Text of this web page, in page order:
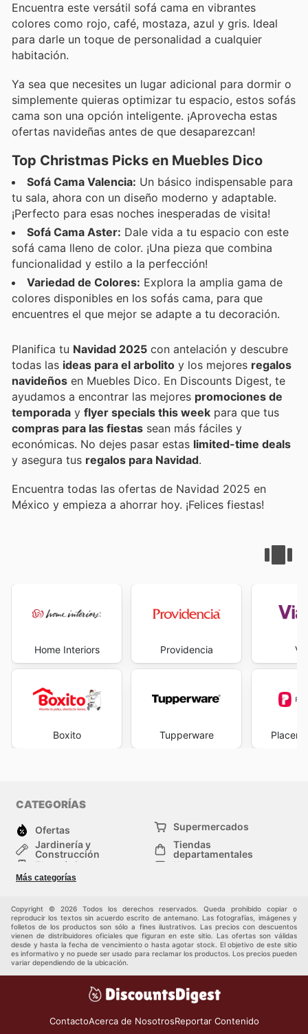
Encuentra este versátil sofá cama en vibrantes
colores como rojo, café, mostaza, azul y gris. Ideal
para darle un toque de personalidad a cualquier
habitación.
Ya sea que necesites un lugar adicional para dormir o
simplemente quieras optimizar tu espacio, estos sofás
cama son una opción inteligente. ¡Aprovecha estas
ofertas navideñas antes de que desaparezcan!
Top Christmas Picks en Muebles Dico
Sofá Cama Valencia: Un básico indispensable para
tu sala, ahora con un diseño moderno y adaptable.
¡Perfecto para esas noches inesperadas de visita!
Sofá Cama Aster: Dale vida a tu espacio con este
sofá cama lleno de color. ¡Una pieza que combina
funcionalidad y estilo a la perfección!
Variedad de Colores: Explora la amplia gama de
colores disponibles en los sofás cama, para que
encuentres el que mejor se adapte a tu decoración.
Planifica tu Navidad 2025 con antelación y descubre
todas las ideas para el arbolito y los mejores regalos
navideños en Muebles Dico. En Discounts Digest, te
ayudamos a encontrar las mejores promociones de
temporada y flyer specials this week para que tus
compras para las fiestas sean más fáciles y
económicas. No dejes pasar estas limited-time deals
y asegura tus regalos para Navidad.
Encuentra todas las ofertas de Navidad 2025 en
México y empieza a ahorrar hoy. ¡Felices fiestas!
Home Interiors
Boxito
Providencia
Tupperware
CATEGORÍAS
Ofertas
Supermercados
Jardinería y
Construcción
Tiendas
departamentales
Electrónica
Hogar
Salud y Belleza
Otros
Más categorías
Copyright © 2026 Todos los derechos reservados. Queda prohibido copiar o
reproducir los textos sin acuerdo escrito de antemano. Las fotografías, imágenes y
folletos de los productos son sólo a fines ilustrativos. Las precios con descuentos
vienen de distribuidores oficiales que figuran en este sitio. Las ofertas son válidas
desde y hasta la fecha de vencimiento o hasta agotar stock. El objetivo de este sitio
es informativo y no puede ser usado para reclamar los productos. Los precios pueden
variar dependiendo de la ubicación.
ContactoAcerca de NosotrosReportar Contenido